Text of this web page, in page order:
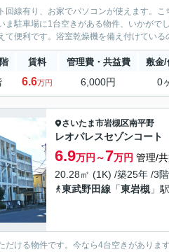
回線有り、お家でパソコンが使えます。
ま駐車場に1台空きがある物件、いかが
て便利です。浴室乾燥機を備え付けてい
賃料 管理費・共益費 敷金/
6.6万円 6,000円 0
さいたま市岩槻区南平野
レオパレスセゾンコート
6.9万円～7万円 管理/
20.28㎡ (1K) /築25年 /3
東武野田線 「東岩槻 」
だける物件です。今なら4台空きがあり